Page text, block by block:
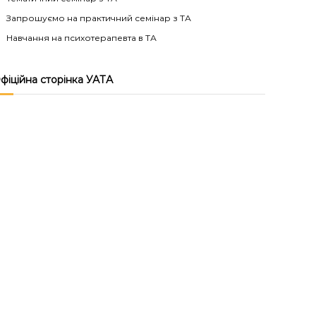
Запрошуємо на практичний семінар з ТА
Навчання на психотерапевта в ТА
сторінка УАТА